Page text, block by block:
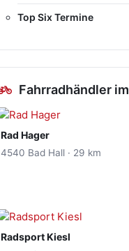
Top Six Termine
Fahrradhändler
Rad Hager
4540 Bad Hall · 29 km
Radsport Kiesl